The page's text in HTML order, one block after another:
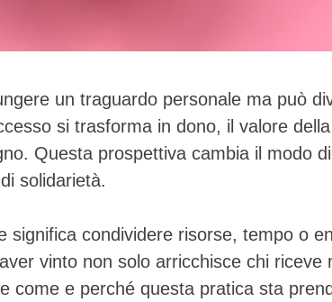
un traguardo personale ma può
si trasforma in dono, il valore
Questa prospettiva cambia il modo
solidarietà.
significa condividere risorse, tempo o
vinto non solo arricchisce chi riceve
come e perché questa pratica sta